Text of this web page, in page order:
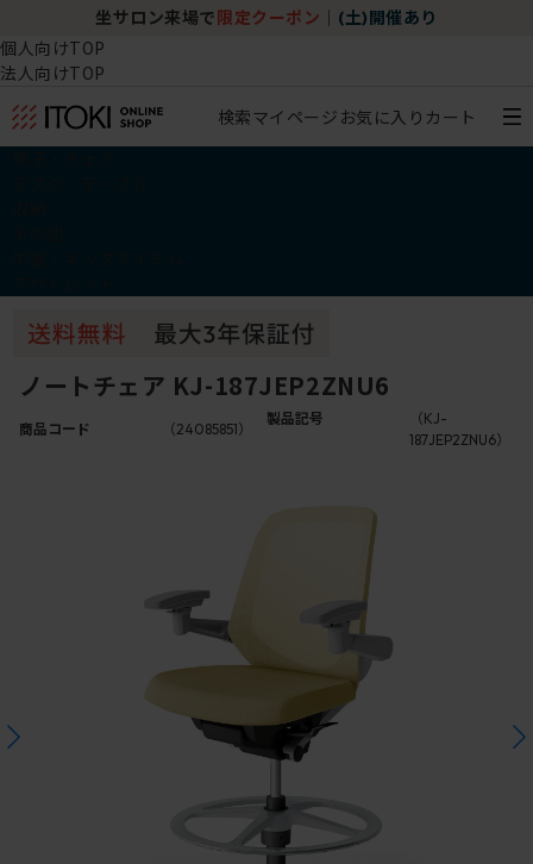
坐サロン来場で 限定クーポン (土)開催あり
個人向けTOP
法人向けTOP
検索マイページ お気に入り カート
ノートチェア KJ-187JEP2ZNU6
商品コード （24085851）
製品記号
（KJ-
187JEP2ZNU6）